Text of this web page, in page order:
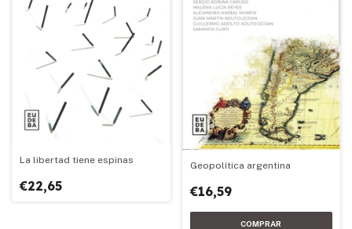
La libertad tiene espinas
€22,65
Geopolítica argentina
€16,59